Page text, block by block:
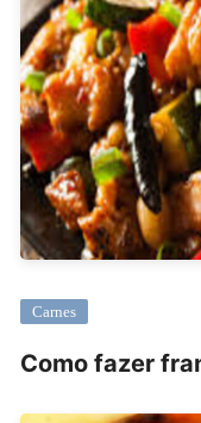
Carnes
Como fazer